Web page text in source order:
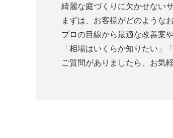
綺麗な庭づくりに欠かせない
まずは、お客様がどのような
プロの目線から最適な改善案
「相場はいくらか知りたい」
ご質問がありましたら、お気